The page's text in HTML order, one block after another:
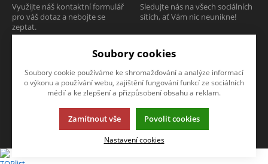
Využijte náš kontaktní formulář
pro váš dotaz a nebojte se
zeptat.
Sledujte nás na všech sociálních
sítích, ať Vám nic neunikne!
© 2013-2026 Internetový obchod TECAM PCV a.s.
K2 e-shop - První e-shop, který uřídí celou vaši firmu.
Soubory cookies
Soubory cookie používáme ke shromažďování a analýze informací
o výkonu a používání webu, zajištění fungování funkcí ze sociálních
médií a ke zlepšení a přizpůsobení obsahu a reklam.
Zamítnout vše Povolit cookies
Nastavení cookies